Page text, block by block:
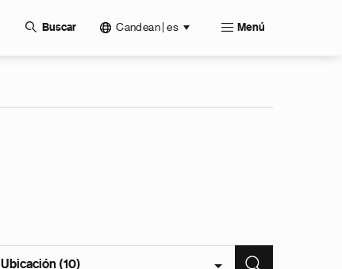
Buscar Candean | es Menú
Ubicación (10)